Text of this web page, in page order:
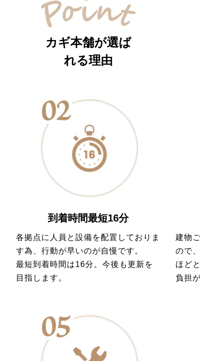
カギ本舗が選ば
れる理由
到着時間最短16分
各拠点に人員と設備を配置しておりま
す為、行動が早いのが自慢です。
最短到着時間は16分。今後も更新を
目指します。
建物
ので
ほど
負担